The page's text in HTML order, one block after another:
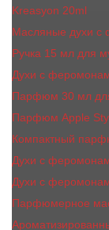
Kreasyon 20ml
Масляные духи c
Ручка 15 мл для
Духи с
Парфюм 30 мл
Парфюм Apple
Компактный
Духи с
Духи с
Парфюмерное